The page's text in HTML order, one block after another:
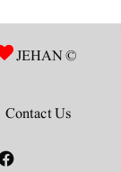
© Copyright 2026, All Rights Reserved |
JEHAN
Contact Us